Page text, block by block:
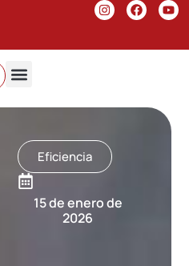
Eficiencia
15 de enero de
2026